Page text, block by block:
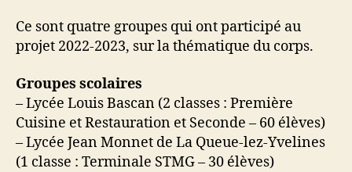
Ce sont quatre groupes qui ont participé au
projet 2022-2023, sur la thématique du corps.
Groupes scolaires
– Lycée Louis Bascan (2 classes : Première
Cuisine et Restauration et Seconde – 60 élèves)
– Lycée Jean Monnet de La Queue-lez-Yvelines
(1 classe : Terminale STMG – 30 élèves)